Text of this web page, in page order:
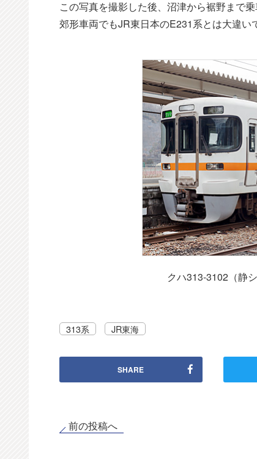
この写真を撮影した後、沼津から裾野まで
郊形車両でもJR東日本のE231系とは大違い
クハ313-3102（
313系 JR東海
SHARE
前の投稿へ